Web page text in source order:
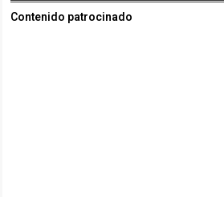
Contenido patrocinado